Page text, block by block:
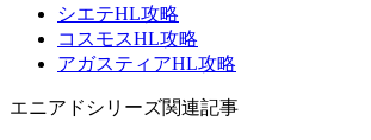
シエテHL攻略
コスモスHL攻略
アガスティアHL攻略
エニアドシリーズ関連記事